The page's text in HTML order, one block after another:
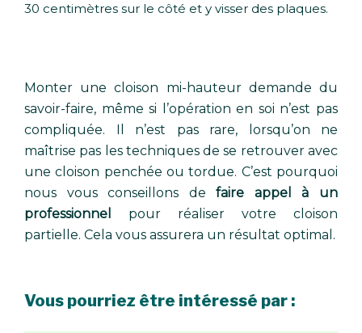
30 centimètres sur le côté et y visser des plaques.
Monter une cloison mi-hauteur demande du
savoir-faire, même si l’opération en soi n’est pas
compliquée. Il n’est pas rare, lorsqu’on ne
maîtrise pas les techniques de se retrouver avec
une cloison penchée ou tordue. C’est pourquoi
nous vous conseillons defaire appel à un
professionnel pour réaliser votre cloison
partielle. Cela vous assurera un résultat optimal.
Vous pourriez être intéressé par :